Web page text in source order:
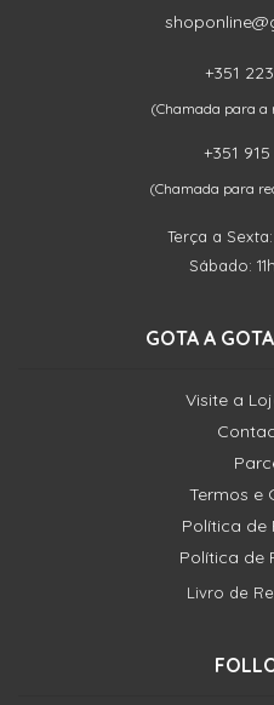
+351
(Chamada para a
+351
(Chamada para
Terça a
Sábado:
GOTA A
Visite a
Termos e
Política de
Política de
Livro de